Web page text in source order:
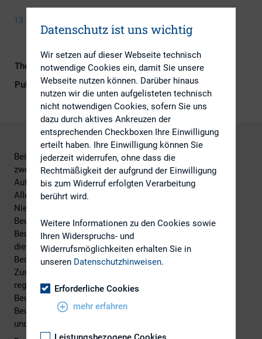
13. Dezember 2017
Themengebiet
Kapitalmarktrecht
Publikationsform
Externe Publikationen
Bei der Beurkundung der Gesellschafterversammlungen
zweier GmbHs, in denen jeweils die Zustimmung zur
Aufhebung von Unternehmensverträgen mit derselben
Alleingesellschafterin beschlossen wurde, in einer
Niederschrift handelt es sich um mehrere in einem
Beurkundungsverfahren zusammengefasste
Beurkundungsgegenstände. Für die Zusammenfassung
dieser Beurkundungsgegenstände in einem
Beurkundungsverfahren fehlt auch bei identischer
Zusammensetzung der Gesellschafterversammlungen
regelmäßig ein sachlicher Grund, so dass das
Beurkundungsverfahren hinsichtlich jedes dieser
Beurkundungsgegenstände als besonderes Verfahren gilt
und abzurechnen ist.
Datenschutz ist uns wichtig
Wir setzen auf dieser Webseite technisch
notwendige Cookies ein, damit Sie unsere
Webseite nutzen können. Darüber hinaus
nutzen wir die unten aufgelisteten technisch
nicht notwendigen Cookies, sofern Sie uns
dazu durch aktives Ankreuzen der
entsprechenden Checkboxen Ihre Einwilligung
erteilt haben. Ihre Einwilligung können Sie
jederzeit widerrufen, ohne dass die
Rechtmäßigkeit der aufgrund der Einwilligung
bis zum Widerruf erfolgten Verarbeitung
berührt wird.
Weitere Informationen zu den Cookies sowie
Ihren Widerspruchs- und
Widerrufsmöglichkeiten erhalten Sie in
unseren Datenschutzhinweisen.
Erforderliche Cookies
mehr erfahren